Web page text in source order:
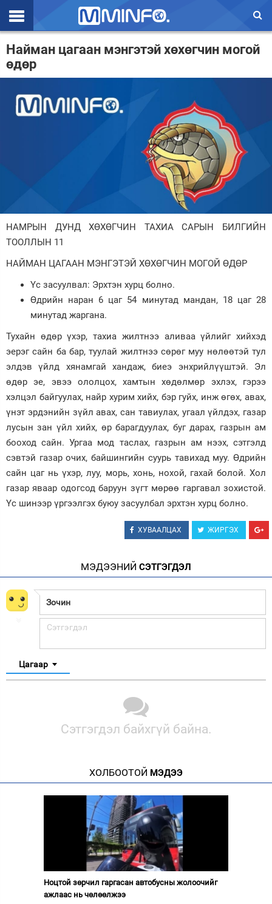
Эхлэл
Цаг агаар
Валют ханш
Улс төр
Нийгэм
Дэлхий
Энтертайнмэнт
Найман цагаан мэнгэтэй хөхөгчин могой
өдөр
НАМРЫН ДУНД ХӨХӨГЧИН ТАХИА САРЫН БИЛГИЙН
ТООЛЛЫН 11
НАЙМАН ЦАГААН МЭНГЭТЭЙ ХӨХӨГЧИН МОГОЙ ӨДӨР
Үс засуулвал: Эрхтэн хурц болно.
Өдрийн наран 6 цаг 54 минутад мандан, 18 цаг 28
минутад жаргана.
Тухайн өдөр үхэр, тахиа жилтнээ аливаа үйлийг хийхэд
эерэг сайн ба бар, туулай жилтнээ сөрөг муу нөлөөтэй тул
элдэв үйлд хянамгай хандаж, биеэ энхрийлүүштэй. Эл
өдөр эе, эвээ ололцох, хамтын хөдөлмөр эхлэх, гэрээ
хэлцэл байгуулах, найр хурим хийх, бэр гуйх, инж өгөх, авах,
үнэт эрдэнийн зүйл авах, сан тавиулах, угаал үйлдэх, газар
лусын зан үйл хийх, өр барагдуулах, буг дарах, газрын ам
бооход сайн. Ургаа мод таслах, газрын ам нээх, сэтгэлд
сэвтэй газар очих, байшингийн суурь тавихад муу. Өдрийн
сайн цаг нь үхэр, луу, морь, хонь, нохой, гахай болой. Хол
газар яваар одогсод баруун зүгт мөрөө гаргавал зохистой.
Үс шинээр үргээлгэх буюу засуулбал эрхтэн хурц болно.
ХУВААЛЦАХ ЖИРГЭХ
МЭДЭЭНИЙ СЭТГЭГДЭЛ
Цагаар
Сэтгэгдэл байхгүй байна.
ХОЛБООТОЙ МЭДЭЭ
Ноцтой зөрчил гаргасан автобусны жолоочийг
ажлаас нь чөлөөлжээ